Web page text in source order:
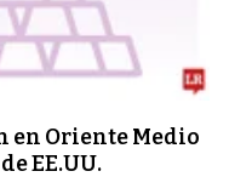
en Oriente Medio
EE.UU.